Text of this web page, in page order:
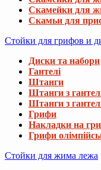
Скамейки для
Скамьи для
Стойки для грифов и
Диски та набори
Гантелі
Штанги
Штанги з
Штанги з
Грифи
Накладки на
Грифи
Стойки для жима лежа